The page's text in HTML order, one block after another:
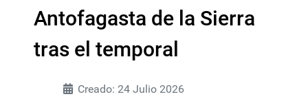
Antofagasta de la Sierra
tras el temporal
Creado: 24 Julio 2026